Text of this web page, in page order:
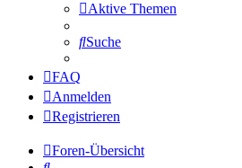
Aktive Themen
Suche
FAQ
Anmelden
Registrieren
Foren-Übersicht